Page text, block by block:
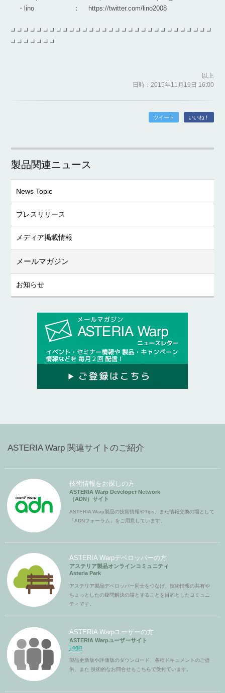
・lino ： https://twitter.com/lino2008
┛┛┛┛┛┛┛┛┛┛┛┛┛┛┛┛┛┛┛┛┛┛┛┛┛┛┛┛┛┛┛
┛┛┛┛┛┛┛
以上
日時：2015年11月19日 16:00
ツイート いいね！
製品関連ニュース
News Topic
プレスリリース
メディア掲載情報
メールマガジン
お知らせ
ASTERIA Warp 関連サイトのご紹介
技術情報をお探しの方
ASTERIA Warp Developer Network
（ADN）サイト
ASTERIA Warp製品の技術情報やTips、また情報交換の場として
「ADNフォーラム」をご用意しています。
ASTERIA Warpデベロッパーの方
アステリア製品オンラインコミュニティ
Asteria Park
アステリア製品デベロッパー同士をつなげ、技術情報の共有や
ちょっとしたの疑問解決の場とすることを目的としたコミュニ
ティです。
ASTERIA Warpユーザーの方
ASTERIA Warpユーザーサイト
Login
製品更新版や評価版のダウンロード、各種ドキュメントのご提
供、また 技術的なお問合せもこちらで受付ています。